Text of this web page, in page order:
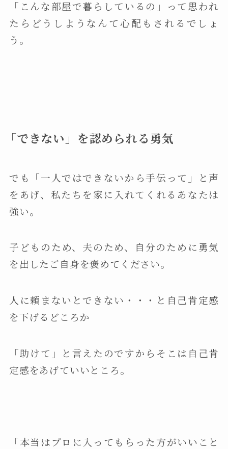
「こんな部屋で暮らしているの」って思われ
たらどうしようなんて心配もされるでしょ
う。
「できない」を認められる勇気
でも「一人ではできないから手伝って」と声
をあげ、私たちを家に入れてくれるあなたは
強い。
子どものため、夫のため、自分のために勇気
を出したご自身を褒めてください。
人に頼まないとできない・・・と自己肯定感
を下げるどころか
「助けて」と言えたのですからそこは自己肯
定感をあげていいところ。
「本当はプロに入ってもらった方がいいこと